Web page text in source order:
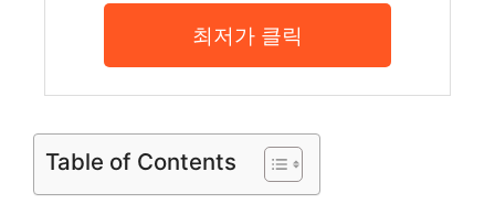
최저가 클릭
Table of Contents